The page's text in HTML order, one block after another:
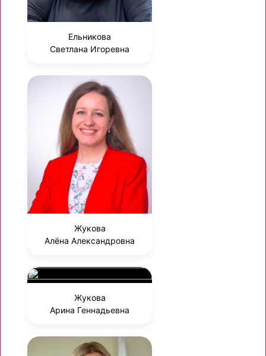
Ельникова
Светлана Игоревна
Жукова
Алёна Александровна
Жукова
Арина Геннадьевна